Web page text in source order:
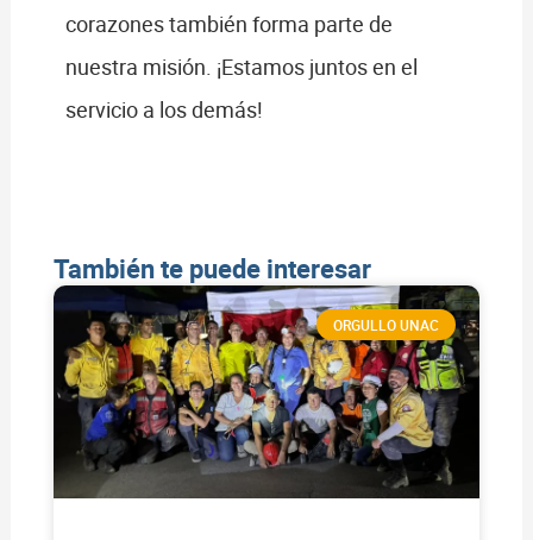
corazones también forma parte de
nuestra misión. ¡Estamos juntos en el
servicio a los demás!
También te puede interesar
ORGULLO UNAC